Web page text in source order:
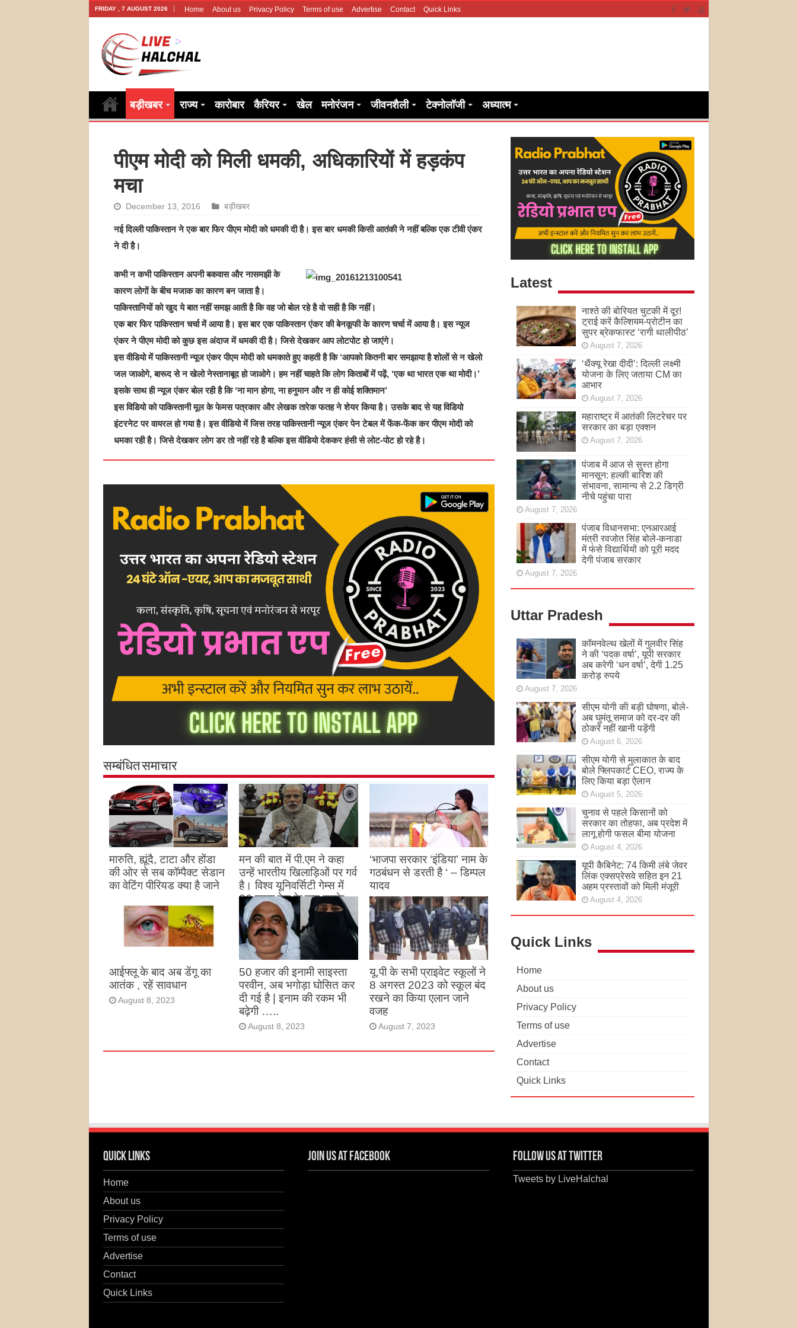
FRIDAY , 7 AUGUST 2026 Home About us Privacy Policy Terms of use Advertise Contact Quick Links
बड़ीखबर राज्य कारोबार कैरियर खेल मनोरंजन जीवनशैली टेक्नोलॉजी अध्यात्म
पीएम मोदी को मिली धमकी, अधिकारियों में हड़कंप
मचा
December 13, 2016 बड़ीखबर
नई दिल्ली पाकिस्तान ने एक बार फिर पीएम मोदी को धमकी दी है। इस बार धमकी किसी आतंकी ने नहीं बल्कि एक टीवी एंकर
ने दी है।
कभी न कभी पाकिस्तान अपनी बकवास और नासमझी के
कारण लोगों के बीच मजाक का कारण बन जाता है।
पाकिस्तानियों को खुद ये बात नहीं समझ आती है कि वह जो बोल रहे है वो सही है कि नहीं।
एक बार फिर पाकिस्तान चर्चा में आया है। इस बार एक पाकिस्तान एंकर की बेनकूफी के कारण चर्चा में आया है। इस न्यूज
एंकर ने पीएम मोदी को कुछ इस अंदाज में धमकी दी है। जिसे देखकर आप लोटपोट हो जाएंगे।
इस वीडियो में पाकिस्तानी न्यूज एंकर पीएम मोदी को धमकाते हुए कहती है कि ‘आपको कितनी बार समझाया है शोलों से न खेलो
जल जाओगे, बारूद से न खेलो नेस्तानाबूद हो जाओगे। हम नहीं चाहते कि लोग किताबों में पढ़ें, ‘एक था भारत एक था मोदी।’
इसके साथ ही न्यूज एंकर बोल रही है कि ‘ना मान होगा, ना हनुमान और न ही कोई शक्तिमान’
इस विडियो को पाकिस्तानी मूल के फेमस पत्रकार और लेखक तारेक फतह ने शेयर किया है। उसके बाद से यह विडियो
इंटरनेट पर वायरल हो गया है। इस वीडियो में जिस तरह पाकिस्तानी न्यूज एंकर पेन टेबल में फेंक-फेंक कर पीएम मोदी को
धमका रही है। जिसे देखकर लोग डर तो नहीं रहे है बल्कि इस वीडियो देककर हंसी से लोट-पोट हो रहे है।
सम्बंधित समाचार
मारुति, ह्यूंदै, टाटा और होंडा
की ओर से सब कॉम्पैक्ट सेडान
का वेटिंग पीरियड क्या है जाने
मन की बात में पी.एम ने कहा
उन्हें भारतीय खिलाड़िओं पर गर्व
है। विश्व यूनिवर्सिटी गेम्स में
26 पदक देश के नाम करके
उन्होंने देश का नाम रोशन किया
है
August 27, 2023
‘भाजपा सरकार ‘इंडिया’ नाम के
गठबंधन से डरती है ‘ – डिम्पल
यादव
August 26, 2023
आईफ्लू के बाद अब डेंगू का
आतंक , रहें सावधान
August 8, 2023
50 हजार की इनामी साइस्ता
परवीन, अब भगोड़ा घोसित कर
दी गई है | इनाम की रकम भी
बढ़ेगी …..
August 8, 2023
यू.पी के सभी प्राइवेट स्कूलों ने
8 अगस्त 2023 को स्कूल बंद
रखने का किया एलान जाने
वजह
August 7, 2023
Latest
नाश्ते की बोरियत चुटकी में दूर!
ट्राई करें कैल्शियम-प्रोटीन का
सुपर ब्रेकफास्ट ‘रागी थालीपीठ’
August 7, 2026
‘थैंक्यू रेखा दीदी’: दिल्ली लक्ष्मी
योजना के लिए जताया CM का
आभार
August 7, 2026
महाराष्ट्र में आतंकी लिटरेचर पर
सरकार का बड़ा एक्शन
August 7, 2026
पंजाब में आज से सुस्त होगा
मानसून: हल्की बारिश की
संभावना, सामान्य से 2.2 डिग्री
नीचे पहुंचा पारा
August 7, 2026
पंजाब विधानसभा: एनआरआई
मंत्री रवजोत सिंह बोले-कनाडा
में फंसे विद्यार्थियों को पूरी मदद
देगी पंजाब सरकार
August 7, 2026
Uttar Pradesh
कॉमनवेल्थ खेलों में गुलवीर सिंह
ने की ‘पदक वर्षा’, यूपी सरकार
अब करेगी ‘धन वर्षा’, देगी 1.25
करोड़ रुपये
August 7, 2026
सीएम योगी की बड़ी घोषणा, बोले-
अब घुमंतू समाज को दर-दर की
ठोकरें नहीं खानी पड़ेंगी
August 6, 2026
सीएम योगी से मुलाकात के बाद
बोले फ्लिपकार्ट CEO, राज्य के
लिए किया बड़ा ऐलान
August 5, 2026
चुनाव से पहले किसानों को
सरकार का तोहफा, अब प्रदेश में
लागू होगी फसल बीमा योजना
August 4, 2026
यूपी कैबिनेट: 74 किमी लंबे जेवर
लिंक एक्सप्रेसवे सहित इन 21
अहम प्रस्तावों को मिली मंजूरी
August 4, 2026
Quick Links
Home
About us
Privacy Policy
Terms of use
Advertise
Contact
Quick Links
Quick Links
Home
About us
Privacy Policy
Terms of use
Advertise
Contact
Quick Links
Join us at Facebook Follow us at Twitter
Tweets by LiveHalchal